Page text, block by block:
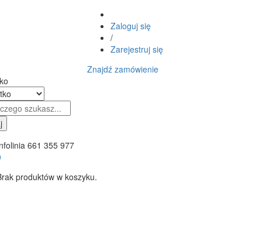
Zaloguj się
/
Zarejestruj się
Znajdź zamówienie
661 355 977
produktów w koszyku.